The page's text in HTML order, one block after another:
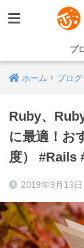
プ
ホーム プロ
Ruby、
に最適！お
度） #Rails
2019年9月13日